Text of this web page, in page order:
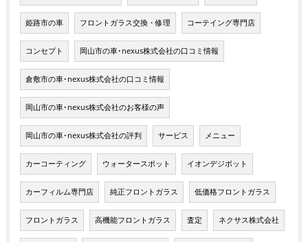
姫路市の車 フロントガラス交換・修理 コーテイング専門店
コンセプト 岡山市の車･nexus株式会社の口コミ情報
倉敷市の車･nexus株式会社の口コミ情報
岡山市の車･nexus株式会社のお客様の声
岡山市の車･nexus株式会社の評判 サービス メニュー
カーコーティング ウォータースポット イオンデジポット
カーフィルム専門店 純正フロントガラス 低価格フロントガラス
フロントガラス 高機能フロントガラス 査定 ネクサス株式会社